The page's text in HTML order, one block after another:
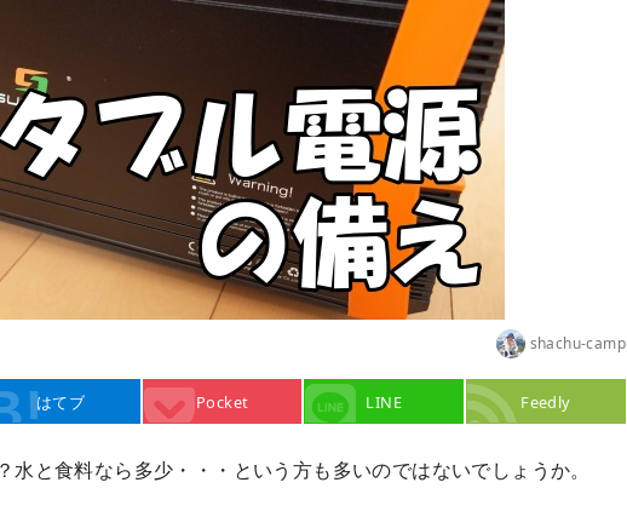
shachu-camp
はてブ Pocket LINE Feedly
と食料なら多少・・・という方も多いのではないでしょうか。